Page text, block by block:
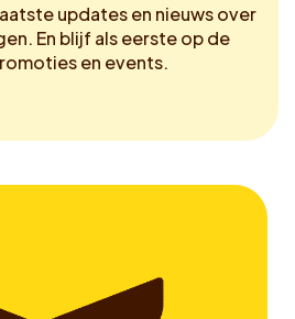
updates en nieuws over
En blijf als eerste op de
en events.